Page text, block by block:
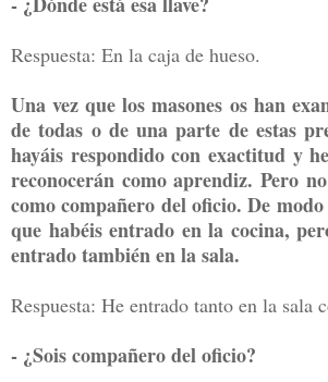
Respuesta: En la caja de hueso.
Una vez que los masones os han
de todas o de una parte de estas
hayáis respondido con exactitud y
reconocerán como aprendiz. Pero
como compañero del oficio. De
que habéis entrado en la cocina,
entrado también en la sala.
Respuesta: He entrado tanto en la sala
- ¿Sois compañero del oficio?